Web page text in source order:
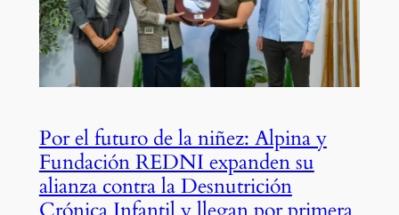
Por el futuro de la niñez: Alpina y
Fundación REDNI expanden su
alianza contra la Desnutrición